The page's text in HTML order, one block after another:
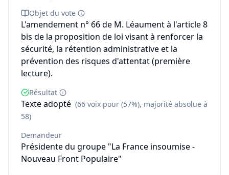
Objet du vote
L'amendement n° 66 de M. Léaument à l'article 8
bis de la proposition de loi visant à renforcer la
sécurité, la rétention administrative et la
prévention des risques d'attentat (première
lecture).
Résultat
Texte adopté (66 voix pour (57%), majorité absolue à
58)
Demandeur
Présidente du groupe "La France insoumise -
Nouveau Front Populaire"